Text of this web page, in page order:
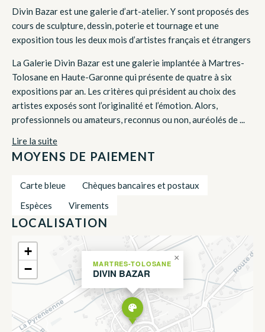
Divin Bazar est une galerie d’art-atelier. Y sont proposés des
cours de sculpture, dessin, poterie et tournage et une
exposition tous les deux mois d’artistes français et étrangers
La Galerie Divin Bazar est une galerie implantée à Martres-
Tolosane en Haute-Garonne qui présente de quatre à six
expositions par an. Les critères qui président au choix des
artistes exposés sont l’originalité et l’émotion. Alors,
professionnels ou amateurs, reconnus ou non, auréolés de ...
Lire la suite
MOYENS DE PAIEMENT
Carte bleue
Chèques bancaires et postaux
Espèces
Virements
LOCALISATION
MARTRES-TOLOSANE
DIVIN BAZAR
×
+
−